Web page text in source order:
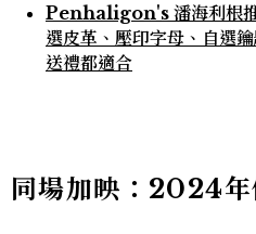
Penhaligon's 潘海利根推
選皮革、壓印字母、自選
送禮都適合
同場加映：2024年